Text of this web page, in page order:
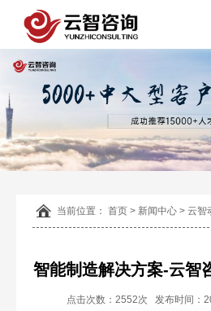
当前位置：首页 > 新闻中心 >云智
智能制造解决方案-云智
点击次数：2552次 发布时间：